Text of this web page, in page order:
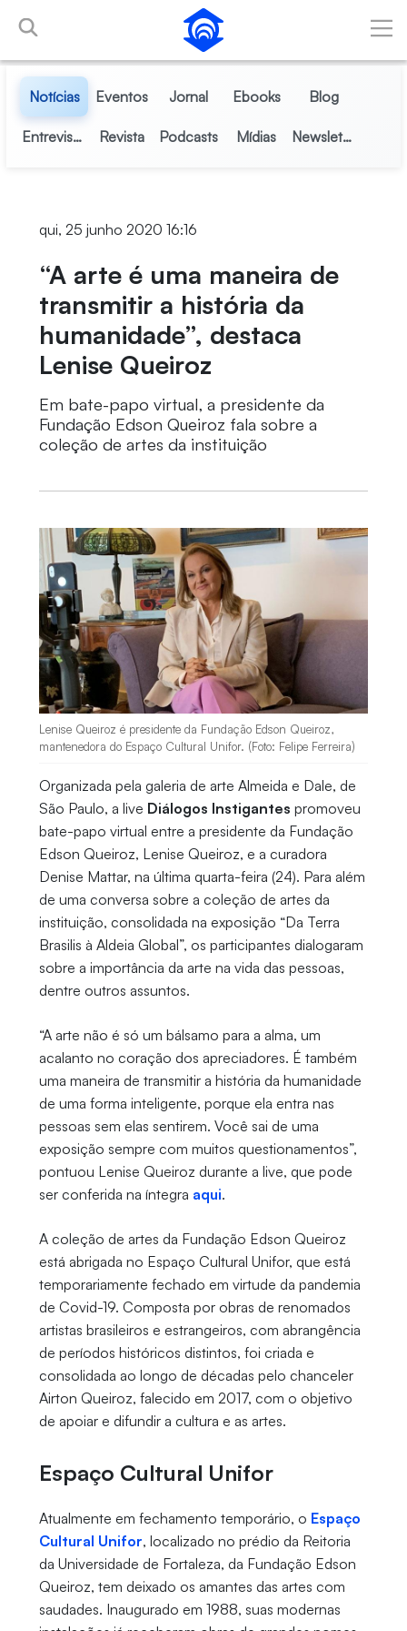
Pular para o Conteúdo principal
Notícias Eventos Jornal Ebooks Blog
Entrevistas Revista Podcasts Mídias Newsletter
qui, 25 junho 2020 16:16
“A arte é uma maneira de
transmitir a história da
humanidade”, destaca
Lenise Queiroz
Em bate-papo virtual, a presidente da
Fundação Edson Queiroz fala sobre a
coleção de artes da instituição
Lenise Queiroz é presidente da Fundação Edson Queiroz,
mantenedora do Espaço Cultural Unifor. (Foto: Felipe Ferreira)
Organizada pela galeria de arte Almeida e Dale, de
São Paulo, a live Diálogos Instigantes promoveu
bate-papo virtual entre a presidente da Fundação
Edson Queiroz, Lenise Queiroz, e a curadora
Denise Mattar, na última quarta-feira (24). Para além
de uma conversa sobre a coleção de artes da
instituição, consolidada na exposição “Da Terra
Brasilis à Aldeia Global”, os participantes dialogaram
sobre a importância da arte na vida das pessoas,
dentre outros assuntos.
“A arte não é só um bálsamo para a alma, um
acalanto no coração dos apreciadores. É também
uma maneira de transmitir a história da humanidade
de uma forma inteligente, porque ela entra nas
pessoas sem elas sentirem. Você sai de uma
exposição sempre com muitos questionamentos”,
pontuou Lenise Queiroz durante a live, que pode
ser conferida na íntegra aqui.
A coleção de artes da Fundação Edson Queiroz
está abrigada no Espaço Cultural Unifor, que está
temporariamente fechado em virtude da pandemia
de Covid-19. Composta por obras de renomados
artistas brasileiros e estrangeiros, com abrangência
de períodos históricos distintos, foi criada e
consolidada ao longo de décadas pelo chanceler
Airton Queiroz, falecido em 2017, com o objetivo
de apoiar e difundir a cultura e as artes.
Espaço Cultural Unifor
Atualmente em fechamento temporário, o Espaço
Cultural Unifor, localizado no prédio da Reitoria
da Universidade de Fortaleza, da Fundação Edson
Queiroz, tem deixado os amantes das artes com
saudades. Inaugurado em 1988, suas modernas